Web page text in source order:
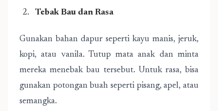
Tebak Bau dan Rasa
Gunakan bahan dapur seperti kayu manis, jeruk,
kopi, atau vanila. Tutup mata anak dan minta
mereka menebak bau tersebut. Untuk rasa, bisa
gunakan potongan buah seperti pisang, apel, atau
semangka.